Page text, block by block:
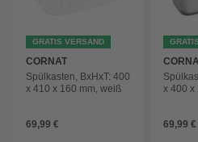
GRATIS VERSAND
CORNAT
Spülkasten, BxHxT: 400
x 410 x 160 mm, weiß
69,99 €
x 400 x
69,99 €